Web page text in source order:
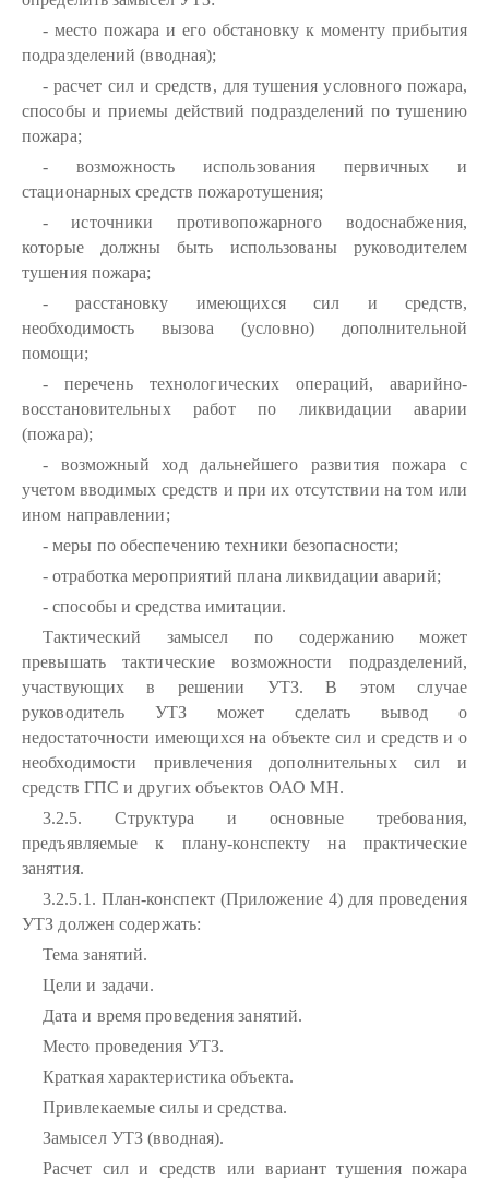
- место пожара и его обстановку к моменту прибытия
подразделений (вводная);
- расчет сил и средств, для тушения условного пожара,
способы и приемы действий подразделений по тушению
пожара;
- возможность использования первичных и
стационарных средств пожаротушения;
- источники противопожарного водоснабжения,
которые должны быть использованы руководителем
тушения пожара;
- расстановку имеющихся сил и средств,
необходимость вызова (условно) дополнительной
помощи;
- перечень технологических операций, аварийно-
восстановительных работ по ликвидации аварии
(пожара);
- возможный ход дальнейшего развития пожара с
учетом вводимых средств и при их отсутствии на том или
ином направлении;
- меры по обеспечению техники безопасности;
- отработка мероприятий плана ликвидации аварий;
- способы и средства имитации.
Тактический замысел по содержанию может
превышать тактические возможности подразделений,
участвующих в решении УТЗ. В этом случае
руководитель УТЗ может сделать вывод о
недостаточности имеющихся на объекте сил и средств и о
необходимости привлечения дополнительных сил и
средств ГПС и других объектов ОАО МН.
3.2.5. Структура и основные требования,
предъявляемые к плану-конспекту на практические
занятия.
3.2.5.1. План-конспект (Приложение 4) для проведения
УТЗ должен содержать:
Тема занятий.
Цели и задачи.
Дата и время проведения занятий.
Место проведения УТЗ.
Краткая характеристика объекта.
Привлекаемые силы и средства.
Замысел УТЗ (вводная).
Расчет сил и средств или вариант тушения пожара